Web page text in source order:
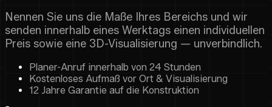
Nennen Sie uns die Maße Ihres Bereichs und wir
senden innerhalb eines Werktags einen individuellen
Preis sowie eine 3D-Visualisierung — unverbindlich.
Planer-Anruf innerhalb von 24 Stunden
Kostenloses Aufmaß vor Ort & Visualisierung
12 Jahre Garantie auf die Konstruktion